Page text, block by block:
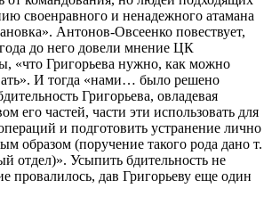
своенравного и ненадежного атамана
Антонов-Овсеенко повествует,
до него довели мнение ЦК
«что Григорьева нужно, как можно
И тогда «нами… было решено
Григорьева, овладевая
его частей, части эти использовать для
и подготовить устранение лично
образом (поручение такого рода дано т.
отдел)». Усыпить бдительность не
провалилось, дав Григорьеву еще один